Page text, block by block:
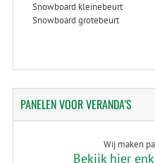
Snowboard kleinebeurt
Snowboard grotebeurt
PANELENVOOR VERANDA'S
Wij maken
Bekijk hier